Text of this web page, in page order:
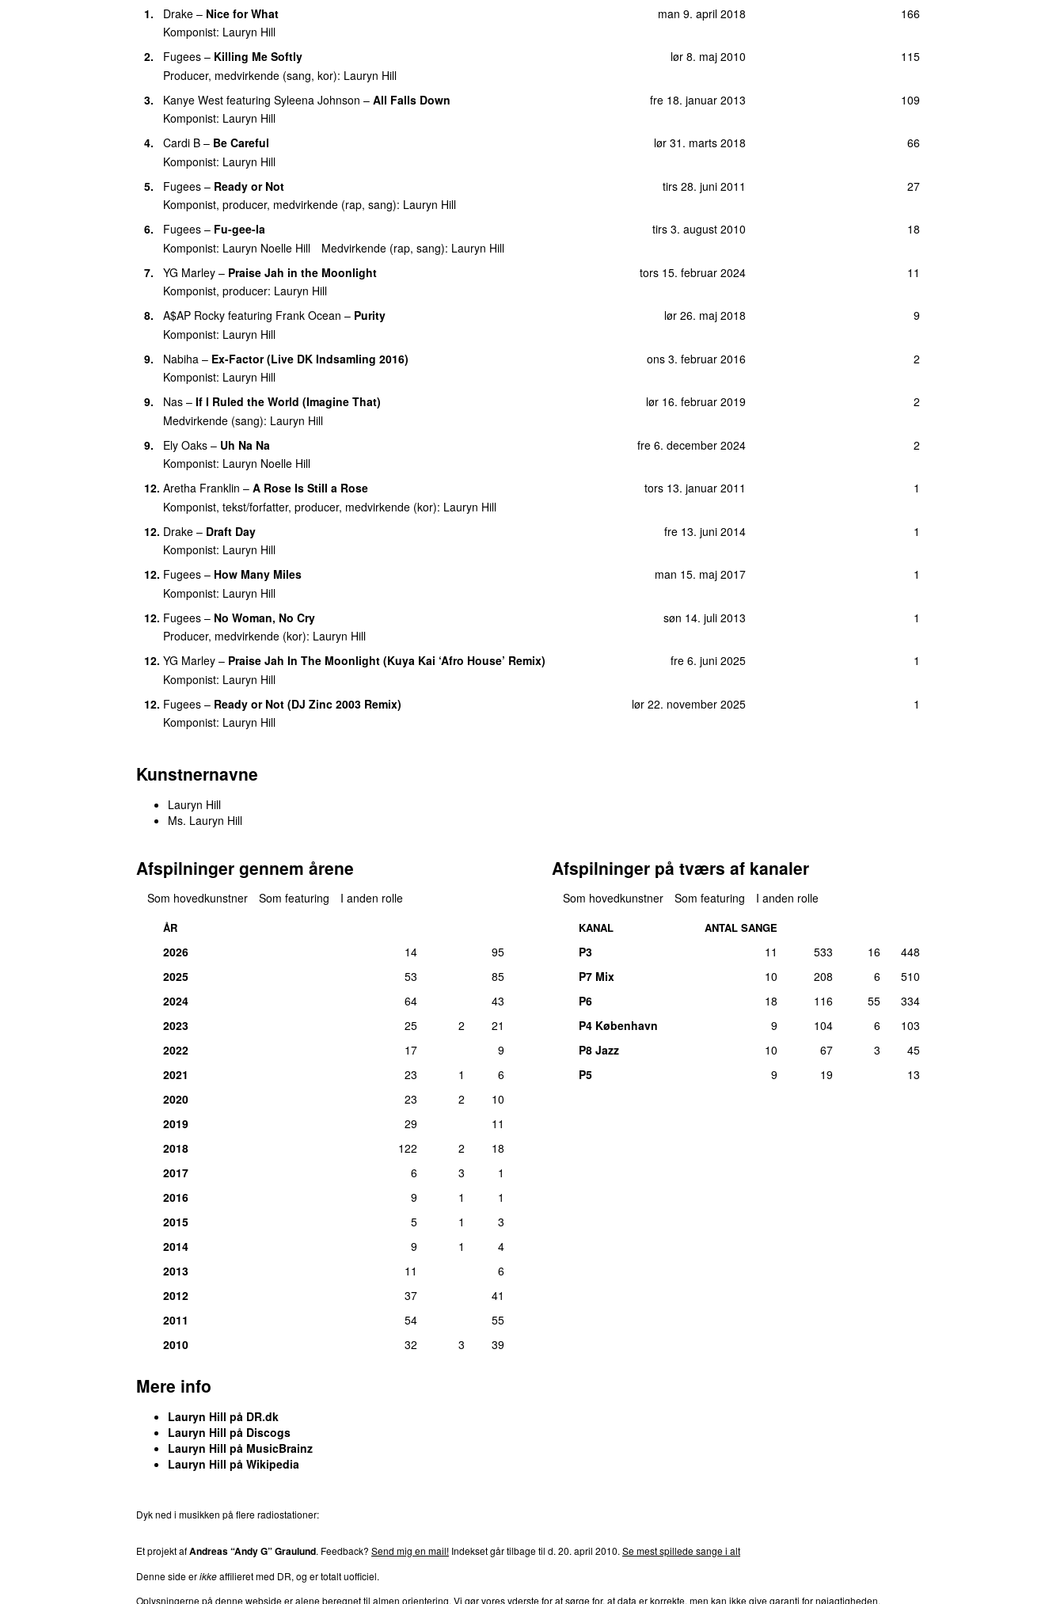
1. Drake – Nice for What man 9. april 2018
166
Komponist: Lauryn Hill
2.
Fugees – Killing Me Softly lør 8. maj 2010
115
Producer, medvirkende (sang, kor): Lauryn Hill
3.
Kanye West featuring Syleena Johnson – All Falls Down fre 18. januar 2013
109
Komponist: Lauryn Hill
4.
Cardi B – Be Careful lør 31. marts 2018
66
Komponist: Lauryn Hill
5.
Fugees – Ready or Not tirs 28. juni 2011
27
Komponist, producer, medvirkende (rap, sang): Lauryn Hill
6.
Fugees – Fu-gee-la tirs 3. august 2010
18
Komponist: Lauryn Noelle Hill Medvirkende (rap, sang): Lauryn Hill
7.
YG Marley – Praise Jah in the Moonlight tors 15. februar 2024
11
Komponist, producer: Lauryn Hill
8.
A$AP Rocky featuring Frank Ocean – Purity lør 26. maj 2018
9
Komponist: Lauryn Hill
9.
Nabiha – Ex-Factor (Live DK Indsamling 2016) ons 3. februar 2016
2
Komponist: Lauryn Hill
9.
Nas – If I Ruled the World (Imagine That) lør 16. februar 2019
2
Medvirkende (sang): Lauryn Hill
9.
Ely Oaks – Uh Na Na fre 6. december 2024
2
Komponist: Lauryn Noelle Hill
12. Aretha Franklin – A Rose Is Still a Rose tors 13. januar 2011
1
Komponist, tekst/forfatter, producer, medvirkende (kor): Lauryn Hill
12. Drake – Draft Day fre 13. juni 2014
1
Komponist: Lauryn Hill
12. Fugees – How Many Miles man 15. maj 2017
1
Komponist: Lauryn Hill
12. Fugees – No Woman, No Cry søn 14. juli 2013
1
Producer, medvirkende (kor): Lauryn Hill
12. YG Marley – Praise Jah In The Moonlight (Kuya Kai ‘Afro House’ Remix) fre 6. juni 2025
1
Komponist: Lauryn Hill
12. Fugees – Ready or Not (DJ Zinc 2003 Remix) lør 22. november 2025
1
Komponist: Lauryn Hill
Kunstnernavne
Lauryn Hill
Ms. Lauryn Hill
Afspilninger gennem årene
Som hovedkunstner Som featuring I anden rolle
ÅR
2026 14
95
2025
53
85
2024
64
43
2023
25 2
21
2022
17
9
2021
23 1
6
2020
23 2
10
2019
29
11
2018
122 2
18
2017
6 3
1
2016
9 1
1
2015
5 1
3
2014
9 1
4
2013
11
6
2012
37
41
2011
54
55
2010
32 3 39
Afspilninger på tværs af kanaler
Som hovedkunstner Som featuring I anden rolle
KANAL ANTAL SANGE
P3 11 533 16
448
P7 Mix
10 208 6
510
P6
18 116 55
334
P4 København
9 104 6
103
P8 Jazz
10 67 3
45
P5
9 19 13
Mere info
Lauryn Hill på DR.dk
Lauryn Hill på Discogs
Lauryn Hill på MusicBrainz
Lauryn Hill på Wikipedia
Dyk ned i musikken på flere radiostationer:
Et projekt afAndreas “Andy G” Graulund. Feedback? Send mig en mail! Indekset går tilbage til d. 20. april 2010. Se mest spillede sange i alt
Denne side erikkeaffilieret med DR, og er totalt uofficiel.
Oplysningerne på denne webside er alene beregnet til almen orientering. Vi gør vores yderste for at sørge for, at data er korrekte, men kan ikke give garanti for nøjagtigheden,